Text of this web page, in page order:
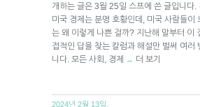
개하는 글은 3월 25일 스프에 쓴 글입니다.
미국 경제는 분명 호황인데, 미국 사람들이
는 왜 이렇게 나쁜 걸까? 지난해 말부터 이
접적인 답을 찾는 칼럼과 해설만 벌써 여러
니다. 모든 사회, 경제
→ 더 보기
2024년 2월 13일.